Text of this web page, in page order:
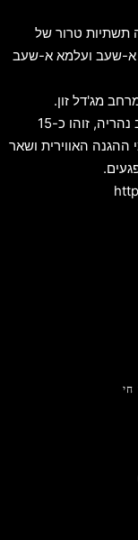
תשתיות טרור של
א-שעב ועלמא א-שעב
מג'דל זון.
כמו כן, במהלך הלילה הופעלו התרעות במרחב נהריה, זוהו כ-15
ההגנה האווירית ושאר
חי